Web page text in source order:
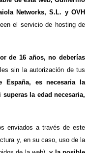
Networks, S.L. y OVH
el servicio de hosting de
de 16 años, no deberías
sin la autorización de tus
España, es necesaria la
superas la edad necesaria,
enviados a través de este
y, en su caso, uso de la